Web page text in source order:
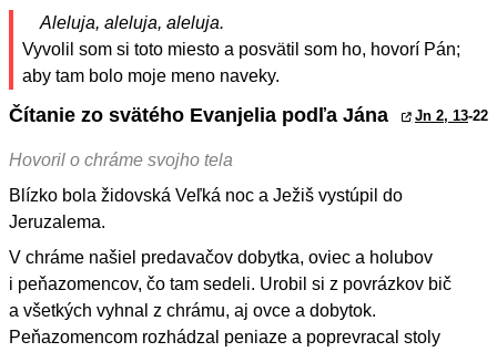
Aleluja, aleluja, aleluja.
Vyvolil som si toto miesto a posvätil som ho, hovorí Pán;
aby tam bolo moje meno naveky.
Čítanie zo svätého Evanjelia podľa Jána Jn 2, 13-22
Hovoril o chráme svojho tela
Blízko bola židovská Veľká noc a Ježiš vystúpil do
Jeruzalema.
V chráme našiel predavačov dobytka, oviec a holubov
i peňazomencov, čo tam sedeli. Urobil si z povrázkov bič
a všetkých vyhnal z chrámu, aj ovce a dobytok.
Peňazomencom rozhádzal peniaze a poprevracal stoly